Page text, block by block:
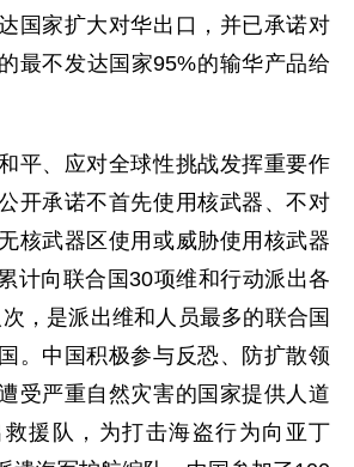
国家扩大对华出口，并已承诺对
最不发达国家95%的输华产品给
、应对全球性挑战发挥重要作
开承诺不首先使用核武器、不对
核武器区使用或威胁使用核武器
计向联合国30项维和行动派出各
，是派出维和人员最多的联合国
。中国积极参与反恐、防扩散领
受严重自然灾害的国家提供人道
援队，为打击海盗行为向亚丁